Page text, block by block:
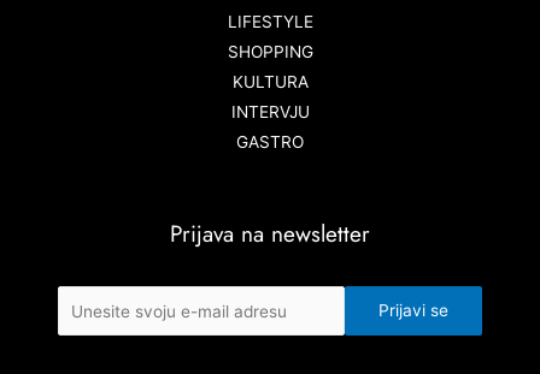
LIFESTYLE
SHOPPING
KULTURA
INTERVJU
GASTRO
Prijava na newsletter